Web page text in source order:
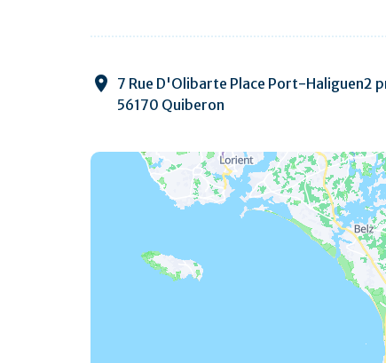
7 Rue D'Olibarte Place Port-Haliguen2
56170 Quiberon